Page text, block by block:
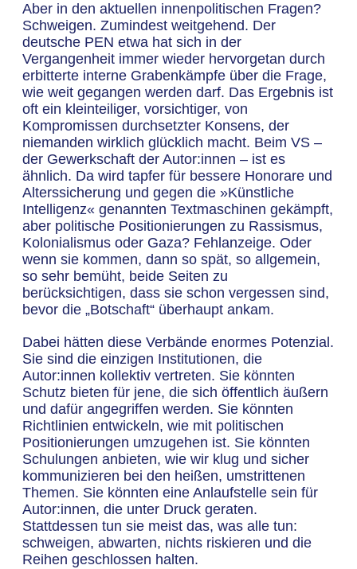
Aber in den aktuellen innenpolitischen Fragen?
Schweigen. Zumindest weitgehend. Der
deutsche PEN etwa hat sich in der
Vergangenheit immer wieder hervorgetan durch
erbitterte interne Grabenkämpfe über die Frage,
wie weit gegangen werden darf. Das Ergebnis ist
oft ein kleinteiliger, vorsichtiger, von
Kompromissen durchsetzter Konsens, der
niemanden wirklich glücklich macht. Beim VS –
der Gewerkschaft der Autor:innen – ist es
ähnlich. Da wird tapfer für bessere Honorare und
Alterssicherung und gegen die »Künstliche
Intelligenz« genannten Textmaschinen gekämpft,
aber politische Positionierungen zu Rassismus,
Kolonialismus oder Gaza? Fehlanzeige. Oder
wenn sie kommen, dann so spät, so allgemein,
so sehr bemüht, beide Seiten zu
berücksichtigen, dass sie schon vergessen sind,
bevor die „Botschaft“ überhaupt ankam.
Dabei hätten diese Verbände enormes Potenzial.
Sie sind die einzigen Institutionen, die
Autor:innen kollektiv vertreten. Sie könnten
Schutz bieten für jene, die sich öffentlich äußern
und dafür angegriffen werden. Sie könnten
Richtlinien entwickeln, wie mit politischen
Positionierungen umzugehen ist. Sie könnten
Schulungen anbieten, wie wir klug und sicher
kommunizieren bei den heißen, umstrittenen
Themen. Sie könnten eine Anlaufstelle sein für
Autor:innen, die unter Druck geraten.
Stattdessen tun sie meist das, was alle tun:
schweigen, abwarten, nichts riskieren und die
Reihen geschlossen halten.